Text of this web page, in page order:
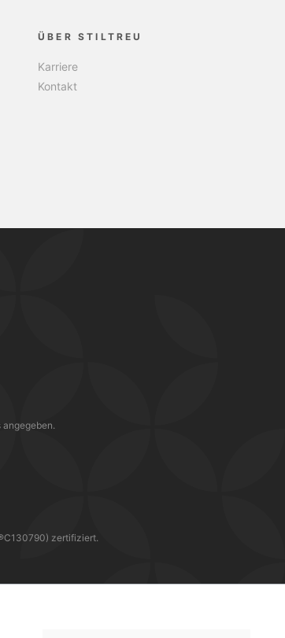
ÜBER STILTREU
Karriere
Kontakt
zertifiziert.
DIR DEINE BESTELLUNG MIT